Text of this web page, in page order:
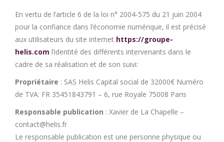
En vertu de l’article 6 de la loi n° 2004-575 du 21 juin 2004
pour la confiance dans l’économie numérique, il est précisé
aux utilisateurs du site internet https://groupe-
helis.com l’identité des différents intervenants dans le
cadre de sa réalisation et de son suivi:
Propriétaire : SAS Helis Capital social de 32000€ Numéro
de TVA: FR 35451843791 – 6, rue Royale 75008 Paris
Responsable publication : Xavier de La Chapelle –
contact@helis.fr
Le responsable publication est une personne physique ou